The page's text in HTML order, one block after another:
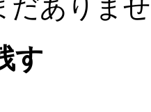
だありま
す